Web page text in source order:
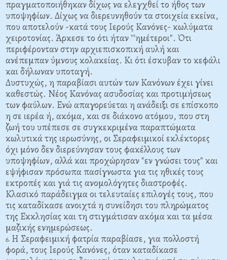
πραγματοποιήθηκαν δίχως να ελεγχθεί το ήθος των
υποψηφίων. Δίχως να διερευνηθούν τα στοιχεία εκείνα,
που αποτελούν -κατά τους Ιερούς Κανόνες- κωλύματα
χειροτονίας. Άρκεσε το ότι ήταν '''ημέτεροι". Ότι
περιφέρονταν στην αρχιεπισκοπική αυλή και
ανέπεμπαν ύμνους κολακείας. Κι ότι έσκυβαν το κεφάλι
και δήλωναν υποταγή.
Δυστυχώς, η παραβίασι αυτών των Κανόνων έχει γίνει
καθεστώς. Νέος Κανόνας ασυδοσίας και προτιμήσεως
των φαύλων. Ενώ απαγορεύεται η ανάδειξι σε επίσκοπο
η σε ιερέα ή, ακόμα, και σε διάκονο ατόμου, που στη
ζωή του υπέπεσε σε συγκεκριμένα παραπτώματα
κωλυτικά της ιερωσύνης, οι Σεραφειμικοί εκλέκτορες
όχι μόνο δεν διερεύνησαν τους φακέλλους των
υποψηφίων, αλλά και προχώρησαν "εν γνώσει τους" και
εψήφισαν πρόσωπα πασίγνωστα για τις ηθικές τους
εκτροπές και γιά τις ανομολόγητες διαστροφές.
Κλασικό παράδειγμα οι τελευταίες επιλογές τους, που
τις καταδίκασε ανοιχτά η συνείδησι του πληρώματος
της Εκκλησίας και τη στιγμάτισαν ακόμα και τα μέσα
μαζικής ενημερώσεως.
Η Σεραφειμική φατρία παραβίασε, για πολλοστή
φορά, τους Ιερούς Κανόνες, όταν καταδίκασε